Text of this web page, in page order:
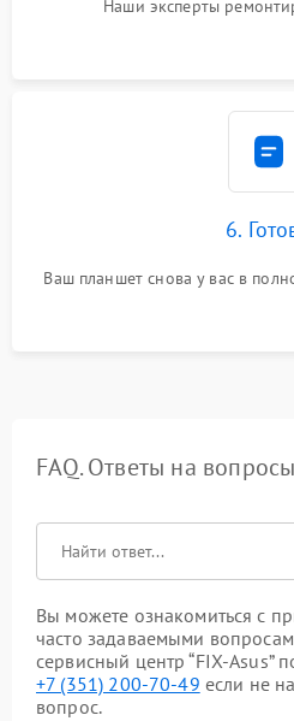
Наши эксперты
6.
Ваш планшет снова у вас в
FAQ. Ответы на вопросы
Вы можете ознакомиться с
часто задаваемыми
сервисный центр “FIX-Asus”
+7 (351) 200-70-49 если не
вопрос.